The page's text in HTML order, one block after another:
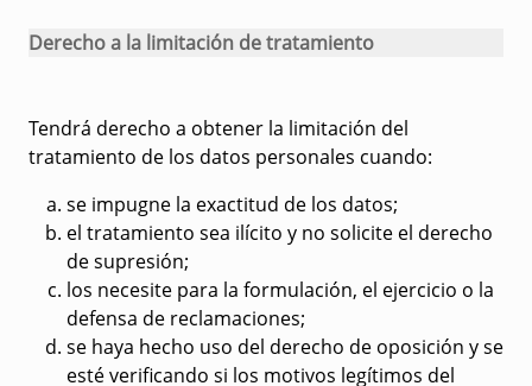
Derecho a la limitación de tratamiento
Tendrá derecho a obtener la limitación del
tratamiento de los datos personales cuando:
se impugne la exactitud de los datos;
el tratamiento sea ilícito y no solicite el derecho
de supresión;
los necesite para la formulación, el ejercicio o la
defensa de reclamaciones;
se haya hecho uso del derecho de oposición y se
esté verificando si los motivos legítimos del